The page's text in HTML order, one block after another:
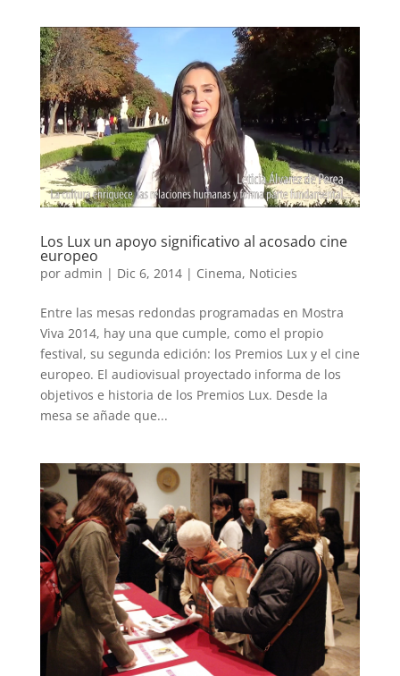
Los Lux un apoyo significativo al acosado cine
europeo
por admin | Dic 6, 2014| Cinema, Noticies
Entre las mesas redondas programadas en Mostra
Viva 2014, hay una que cumple, como el propio
festival, su segunda edición: los Premios Lux y el cine
europeo. El audiovisual proyectado informa de los
objetivos e historia de los Premios Lux. Desde la
mesa se añade que...